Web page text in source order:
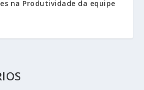
na Produtividade da equipe